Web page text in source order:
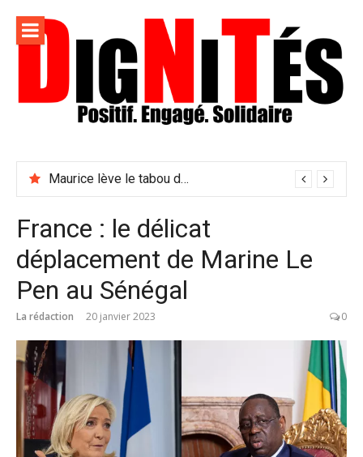
contenu
L'info
sociale,
solidaire
et
engagée
relayer ce qui fait avancer le monde
Maurice lève le tabou du viol conjugal
France : le délicat
déplacement de Marine Le
Pen au Sénégal
La rédaction 20 janvier 2023 0